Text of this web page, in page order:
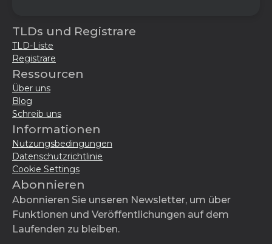
TLDs und Registrare
TLD-Liste
Registrare
Ressourcen
Über uns
Blog
Schreib uns
Informationen
Nutzungsbedingungen
Datenschutzrichtlinie
Cookie Settings
Abonnieren
Abonnieren Sie unseren Newsletter, um über
Funktionen und Veröffentlichungen auf dem
Laufenden zu bleiben.